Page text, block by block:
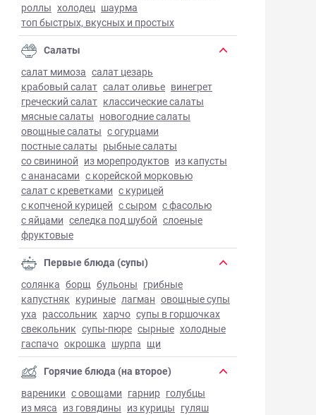
роллы холодец шаурма
топ быстрых, вкусных и простых
Салаты
салат мимоза салат цезарь
крабовый салат салат оливье винегрет
греческий салат классические салаты
мясные салаты новогодние салаты
овощные салаты с огурцами
постные салаты рыбные салаты
со свининой из морепродуктов из капусты
с ананасами с корейской морковью
салат с креветками с курицей
с копченой курицей с сыром с фасолью
с яйцами селедка под шубой слоеные
фруктовые
Первые блюда (супы)
солянка борщ бульоны грибные
капустняк куриные лагман овощные супы
уха рассольник харчо супы в горшочках
свекольник супы-пюре сырные холодные
гаспачо окрошка шурпа щи
Горячие блюда (на второе)
вареники с овощами гарнир голубцы
из мяса из говядины из курицы гуляш